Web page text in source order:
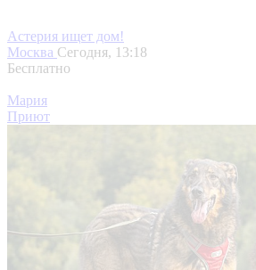
Астерия ищет дом!
Москва Сегодня, 13:18
Бесплатно
Мария
Приют